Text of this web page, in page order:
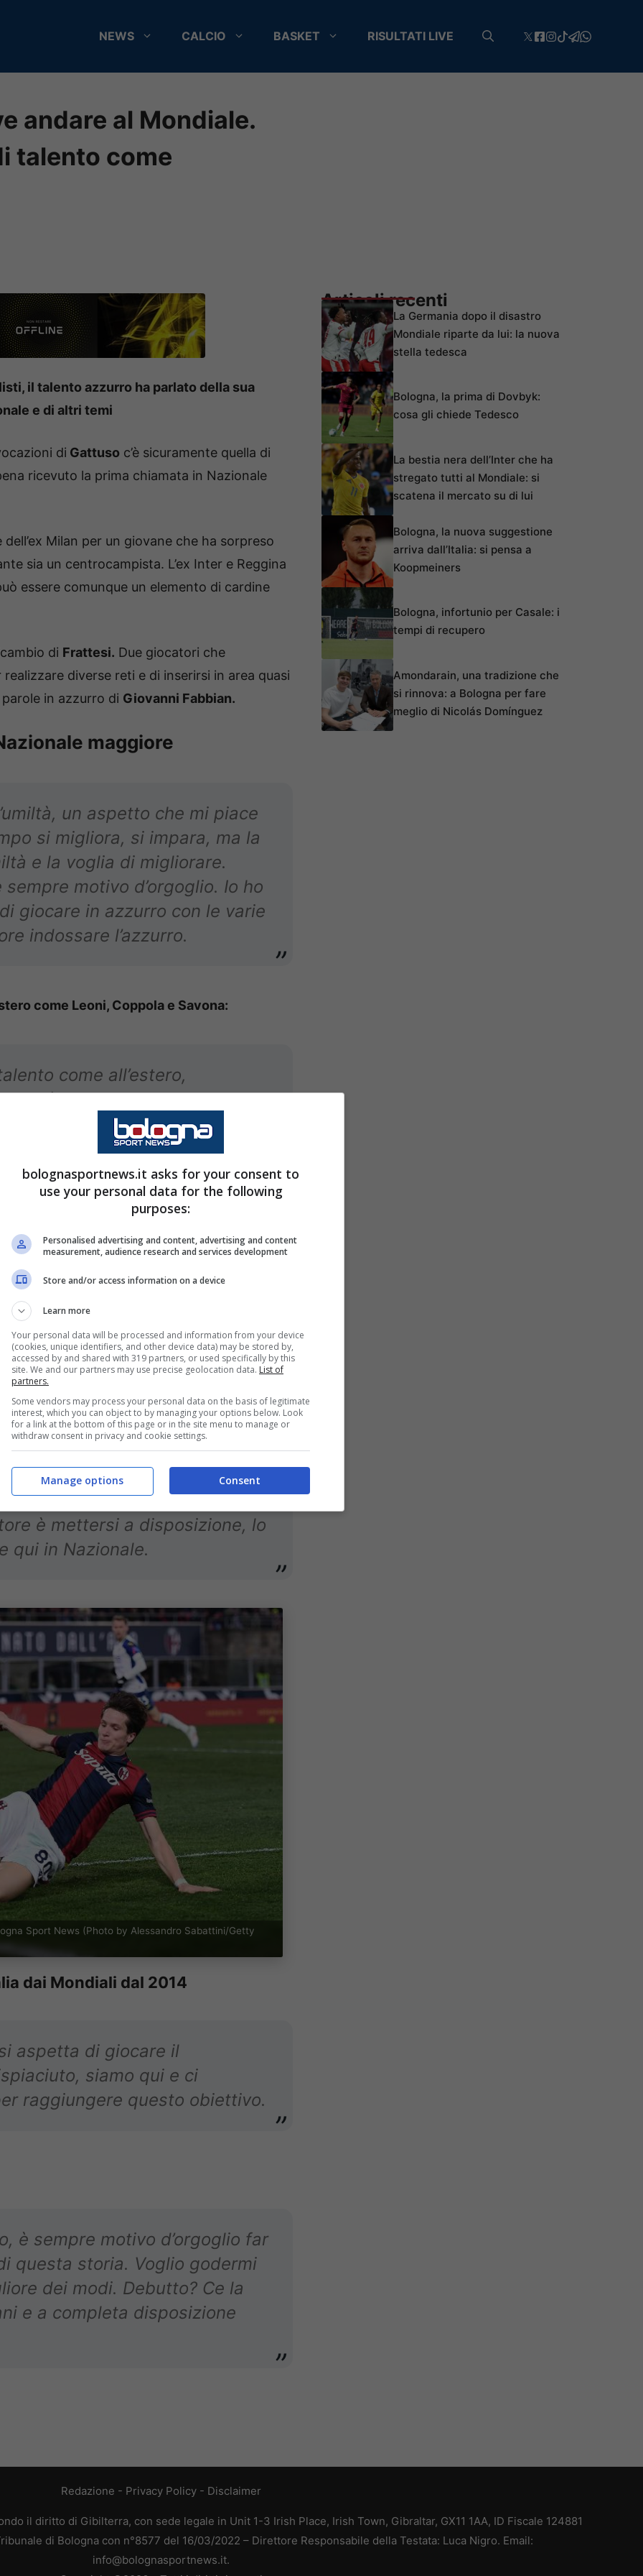
NEWS CALCIO BASKET RISULTATI LIVE
andare al Mondiale.
talento come
il talento azzurro ha parlato della sua
e di altri temi
di Gattuso c’è sicuramente quella di
ricevuto la prima chiamata in Nazionale
Milan per un giovane che ha sorpreso
sia un centrocampista. L’ex Inter e Reggina
essere comunque un elemento di cardine
di Frattesi. Due giocatori che
diverse reti e di inserirsi in area quasi
in azzurro di Giovanni Fabbian.
maggiore
un aspetto che mi piace
si migliora, si impara, ma la
e la voglia di migliorare.
motivo d’orgoglio. Io ho
giocare in azzurro con le varie
indossare l’azzurro.
come Leoni, Coppola e Savona:
come all’estero,
di sbagliare e di
di economia con una università
affine ai miei pensieri, l’ho
qualcosa extra-calcio
non è lunghissima e dopo
fatto principalmente per
è mettersi a disposizione, lo
qui in Nazionale.
Sport News (Photo by Alessandro Sabattini/Getty
dai Mondiali dal 2014
aspetta di giocare il
siamo qui e ci
raggiungere questo obiettivo.
è sempre motivo d’orgoglio far
questa storia. Voglio godermi
dei modi. Debutto? Ce la
e a completa disposizione
Articoli recenti
La Germania dopo il disastro
Mondiale riparte da lui: la nuova
stella tedesca
Bologna, la prima di Dovbyk:
cosa gli chiede Tedesco
La bestia nera dell’Inter che ha
stregato tutti al Mondiale: si
scatena il mercato su di lui
Bologna, la nuova suggestione
arriva dall’Italia: si pensa a
Koopmeiners
Bologna, infortunio per Casale: i
tempi di recupero
Amondarain, una tradizione che
si rinnova: a Bologna per fare
meglio di Nicolás Domínguez
Redazione - Privacy Policy- Disclaimer
il diritto di Gibilterra, con sede legale in Unit 1-3 Irish Place, Irish Town, Gibraltar, GX11 1AA, ID Fiscale 124881
di Bologna con n°8577 del 16/03/2022 – Direttore Responsabile della Testata: Luca Nigro. Email:
info@bolognasportnews.it.
bolognasportnews.it asks for your consent to
use your personal data for the following
purposes:
Personalised advertising and content, advertising and content
measurement, audience research and services development
Store and/or access information on a device
Learn more
Your personal data will be processed and information from your device
(cookies, unique identifiers, and other device data) may be stored by,
accessed by and shared with 319 partners, or used specifically by this
site. We and our partners may use precise geolocation data. List of
partners.
Some vendors may process your personal data on the basis of legitimate
interest, which you can object to by managing your options below. Look
for a link at the bottom of this page or in the site menu to manage or
withdraw consent in privacy and cookie settings.
Consent
Manage options